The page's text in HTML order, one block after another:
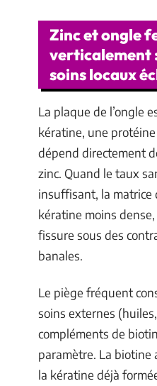
Zinc et ongle
verticalement
soins locaux
La plaque de l’ongle
kératine, une
dépend directement
zinc. Quand le taux
insuffisant, la matrice
kératine moins
fissure sous des
banales.
Le piège fréquent
soins externes
compléments de
paramètre. La biotine
la kératine déjà